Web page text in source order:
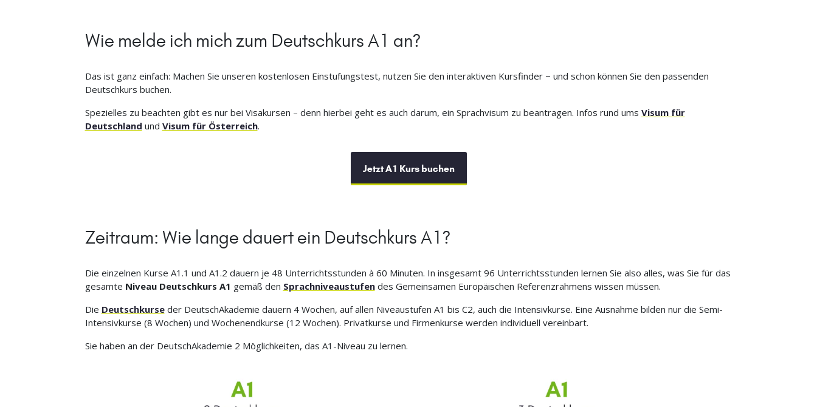
Wie melde ich mich zum Deutschkurs A1 an?
Das ist ganz einfach: Machen Sie unseren kostenlosen Einstufungstest, nutzen Sie den interaktiven Kursfinder − und schon können Sie den passenden
Deutschkurs buchen.
Spezielles zu beachten gibt es nur bei Visakursen – denn hierbei geht es auch darum, ein Sprachvisum zu beantragen. Infos rund ums Visum für
Deutschland und Visum für Österreich.
Jetzt A1 Kurs buchen
Zeitraum: Wie lange dauert ein Deutschkurs A1?
Die einzelnen Kurse A1.1 und A1.2 dauern je 48 Unterrichtsstunden à 60 Minuten. In insgesamt 96 Unterrichtsstunden lernen Sie also alles, was Sie für das
gesamte Niveau Deutschkurs A1 gemäß den Sprachniveaustufendes Gemeinsamen Europäischen Referenzrahmens wissen müssen.
Die Deutschkurseder DeutschAkademie dauern 4 Wochen, auf allen Niveaustufen A1 bis C2, auch die Intensivkurse. Eine Ausnahme bilden nur die Semi-
Intensivkurse (8 Wochen) und Wochenendkurse (12 Wochen). Privatkurse und Firmenkurse werden individuell vereinbart.
Sie haben an der DeutschAkademie 2 Möglichkeiten, das A1-Niveau zu lernen.